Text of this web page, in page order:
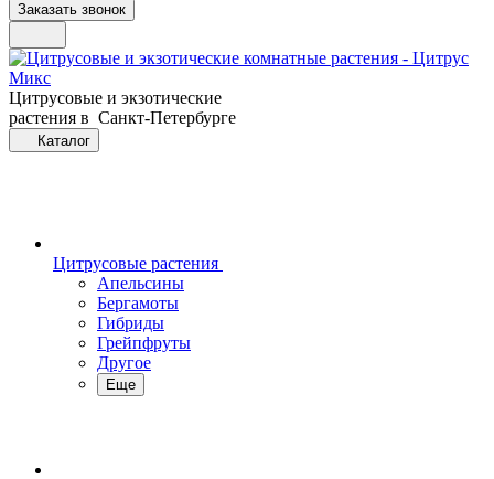
Заказать звонок
Цитрусовые и экзотические
растения в Санкт-Петербурге
Каталог
Цитрусовые растения
Апельсины
Бергамоты
Гибриды
Грейпфруты
Другое
Еще